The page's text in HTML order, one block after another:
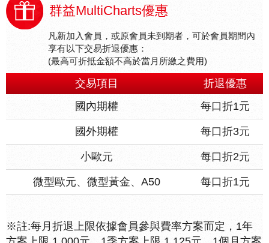
群益MultiCharts優惠
凡新加入會員，或原會員未到期者，可於會員期間內
享有以下交易折退優惠：
(最高可折抵金額不高於當月所繳之費用)
交易項目
折退優惠
國內期權
每口折1元
國外期權 每口折3元
小歐元 每口折2元
微型歐元、微型黃金、A50 每口折1元
※註:每月折退上限依據會員參與費率方案而定，1年